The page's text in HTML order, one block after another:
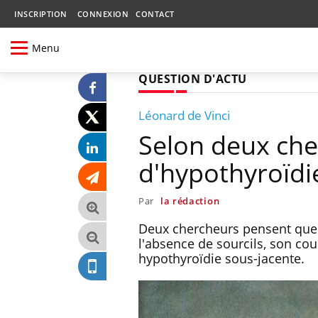
INSCRIPTION CONNEXION CONTACT
Menu
QUESTION D'ACTU
Léonard de Vinci
Selon deux
Par la rédaction
Deux chercheurs pensent
l'absence de sourcils, son
hypothyroïdie sous-jacente.